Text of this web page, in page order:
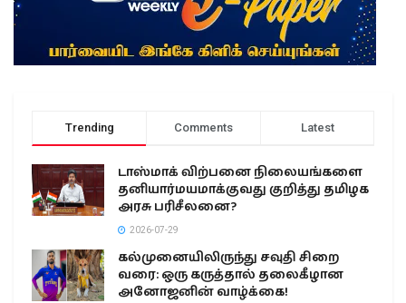
Trending Comments Latest
டாஸ்மாக் விற்பனை நிலையங்களை
தனியார்மயமாக்குவது குறித்து தமிழக
அரசு பரிசீலனை?
2026-07-29
கல்முனையிலிருந்து சவுதி சிறை
வரை: ஒரு கருத்தால் தலைகீழான
அனோஜனின் வாழ்க்கை!